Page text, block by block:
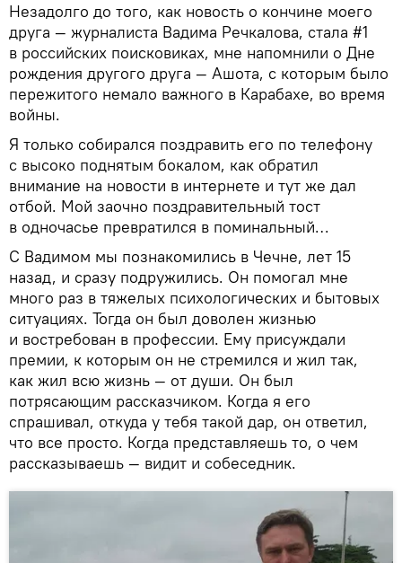
Незадолго до того, как новость о кончине моего
друга — журналиста Вадима Речкалова, стала #1
в российских поисковиках, мне напомнили о Дне
рождения другого друга — Ашота, с которым было
пережитого немало важного в Карабахе, во время
войны.
Я только собирался поздравить его по телефону
с высоко поднятым бокалом, как обратил
внимание на новости в интернете и тут же дал
отбой. Мой заочно поздравительный тост
в одночасье превратился в поминальный…
С Вадимом мы познакомились в Чечне, лет 15
назад, и сразу подружились. Он помогал мне
много раз в тяжелых психологических и бытовых
ситуациях. Тогда он был доволен жизнью
и востребован в профессии. Ему присуждали
премии, к которым он не стремился и жил так,
как жил всю жизнь — от души. Он был
потрясающим рассказчиком. Когда я его
спрашивал, откуда у тебя такой дар, он ответил,
что все просто. Когда представляешь то, о чем
рассказываешь — видит и собеседник.